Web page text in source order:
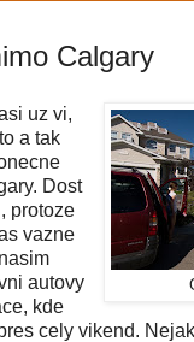
Calgary
uz vi,
a tak
Dost
protoze
vazne
autovy
kde
cely vikend.